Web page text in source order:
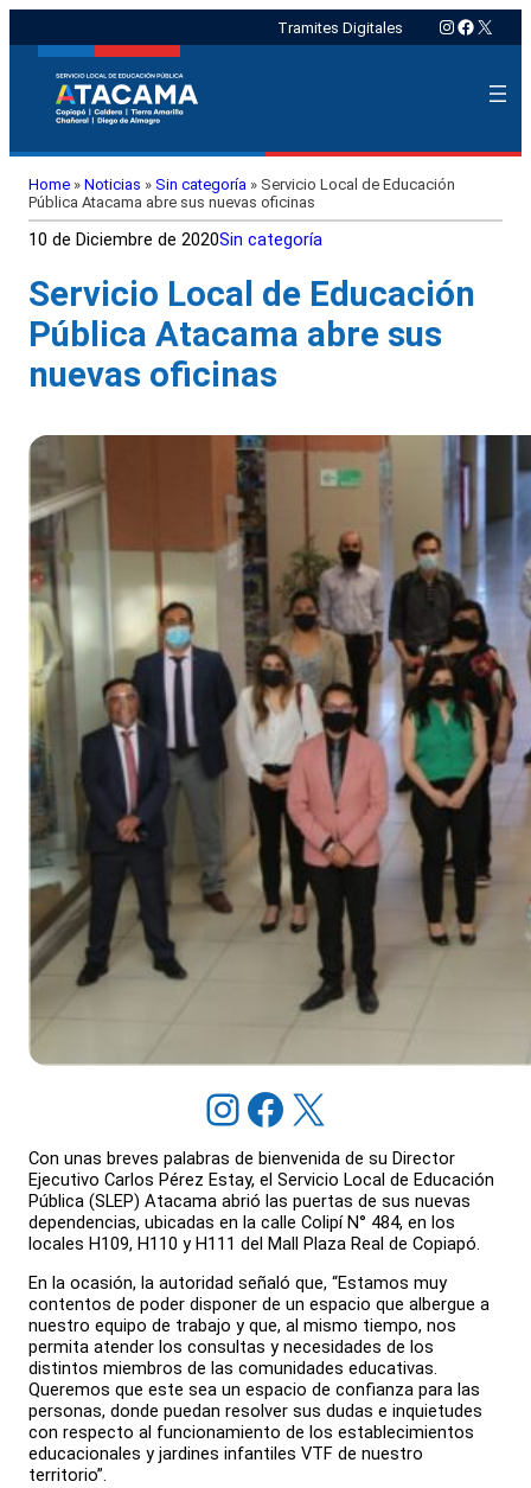
Tramites Digitales Instagram
X
Home » Noticias » Sin categoría » Servicio Local de Educación
Pública Atacama abre sus nuevas oficinas
10 de Diciembre de 2020Sin categoría
Servicio Local de Educación
Pública Atacama abre sus
nuevas oficinas
Instagram Facebook X
Con unas breves palabras de bienvenida de su Director
Ejecutivo Carlos Pérez Estay, el Servicio Local de Educación
Pública (SLEP) Atacama abrió las puertas de sus nuevas
dependencias, ubicadas en la calle Colipí N° 484, en los
locales H109, H110 y H111 del Mall Plaza Real de Copiapó.
En la ocasión, la autoridad señaló que, “Estamos muy
contentos de poder disponer de un espacio que albergue a
nuestro equipo de trabajo y que, al mismo tiempo, nos
permita atender los consultas y necesidades de los
distintos miembros de las comunidades educativas.
Queremos que este sea un espacio de confianza para las
personas, donde puedan resolver sus dudas e inquietudes
con respecto al funcionamiento de los establecimientos
educacionales y jardines infantiles VTF de nuestro
territorio”.